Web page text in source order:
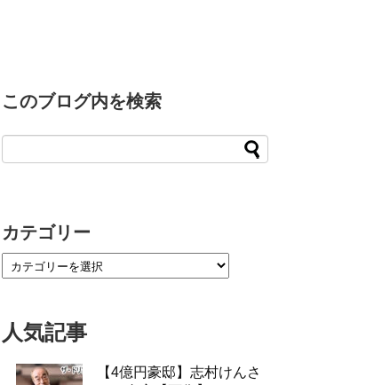
このブログ内を検索
カテゴリー
人気記事
【4億円豪邸】志村けんさ